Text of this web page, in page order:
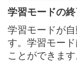
学習モードの
学習モードが
す。学習モー
ことができます